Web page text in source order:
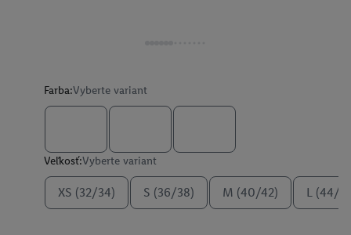
Farba:Vyberte variant
Veľkosť:Vyberte variant
XS (32/34) S (36/38) M (40/42) L (44/